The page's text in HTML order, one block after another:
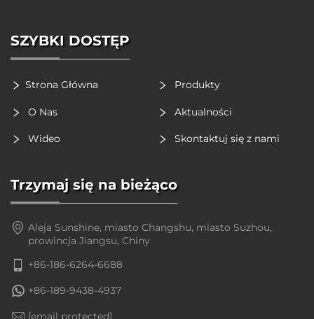
SZYBKI DOSTĘP
Strona Główna Produkty
O Nas Aktualności
Wideo Skontaktuj się z nami
Trzymaj się na bieżąco
Aleja Sunshine, miasto Changshu, miasto Suzhou,
prowincja Jiangsu, Chiny
+86-186-6264-6688
+86-189-9438-4937
[email protected]